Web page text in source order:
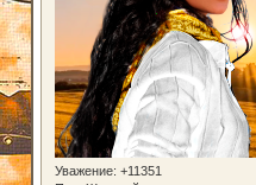
Уважение: +11351